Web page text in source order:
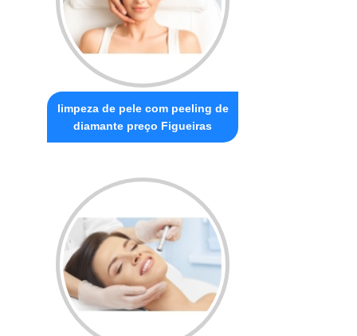
limpeza de pele com peeling de
diamante preço Figueiras